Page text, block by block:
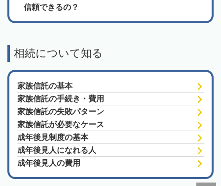
信頼できるの？
相続について知る
家族信託の基本
家族信託の手続き・費用
家族信託の失敗パターン
家族信託が必要なケース
成年後見制度の基本
成年後見人になれる人
成年後見人の費用